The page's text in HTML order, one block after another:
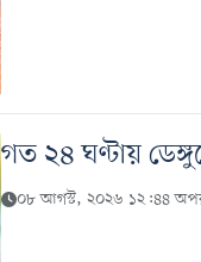
গত ২৪ ঘণ্টায়
০৮ আগস্ট, ২০২৬ ১২:৪৪